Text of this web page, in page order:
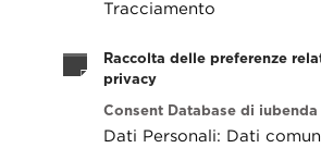
Tracciamento
Raccolta delle preferenze
privacy
Consent Database di iubenda
Dati Personali: Dati